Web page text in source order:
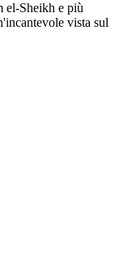
el-Sheikh e più
vista sul